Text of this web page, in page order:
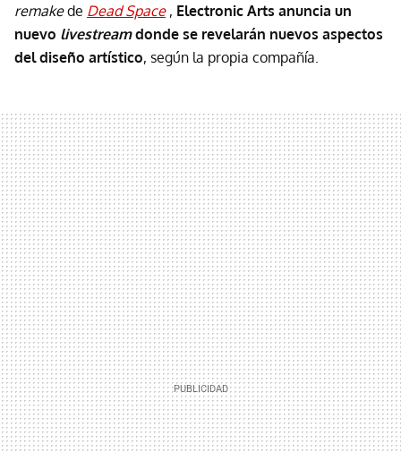
remakede Dead Space, Electronic Arts anuncia un
nuevo livestreamdonde se revelarán nuevos aspectos
del diseño artístico, según la propia compañía.